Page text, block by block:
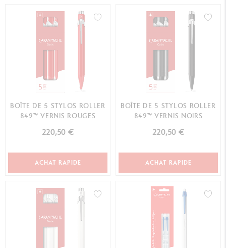
BOÎTE DE 5 STYLOS ROLLER
849™ VERNIS ROUGES
220,50 €
ACHAT RAPIDE
BOÎTE DE 5 STYLOS ROLLER
849™ VERNIS NOIRS
220,50 €
ACHAT RAPIDE